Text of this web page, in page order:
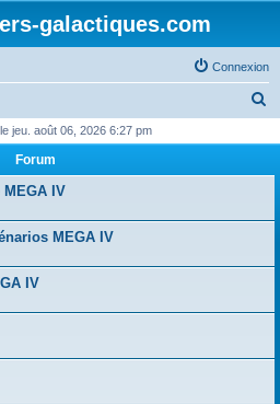
galactiques.com
Connexion
h
jeu. août 06, 2026 6:27 pm
Forum
IV
MEGA IV
IV